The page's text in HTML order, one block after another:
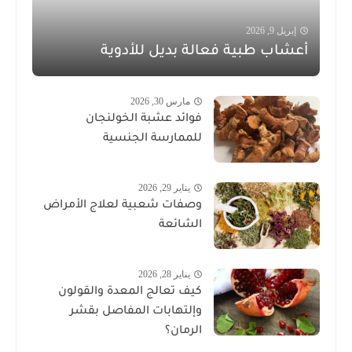
إبريل 9, 2026
أعشاب طبية فعالة بديل للأدوية
مارس 30, 2026
فوائد عشبة الخولنجان
للممارسة الجنسية
يناير 29, 2026
وصفات شعبية لعلاج الأمراض
الشائعة
يناير 28, 2026
كيف تعالج المعدة والقولون
وإلتهابات المفاصل بقشر
الرمان؟